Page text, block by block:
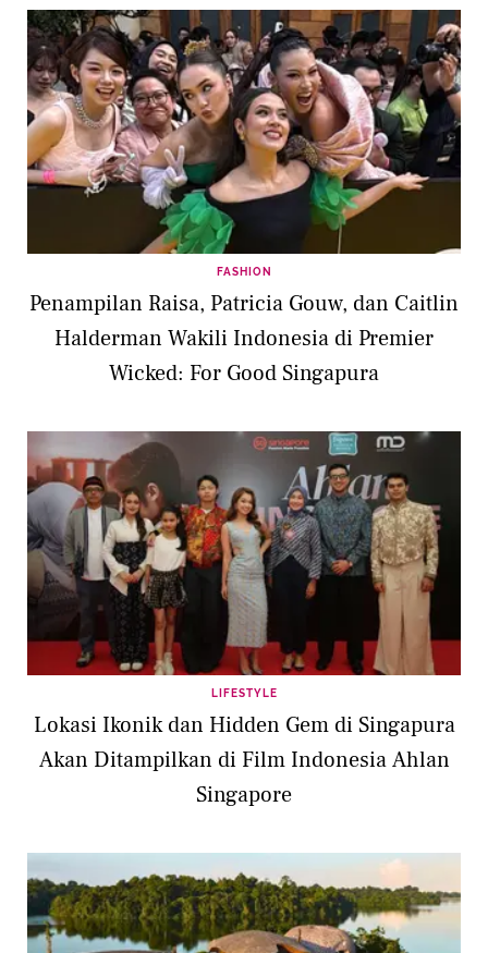
FASHION
Penampilan Raisa, Patricia Gouw, dan Caitlin
Halderman Wakili Indonesia di Premier
Wicked: For Good Singapura
LIFESTYLE
Lokasi Ikonik dan Hidden Gem di Singapura
Akan Ditampilkan di Film Indonesia Ahlan
Singapore